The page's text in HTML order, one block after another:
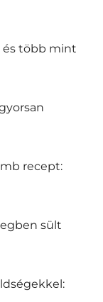
és több mint
recept:
sült